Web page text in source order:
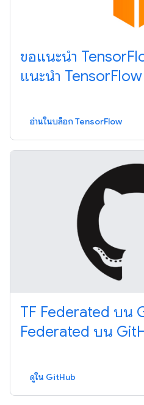
ขอแนะนำ
แนะนำ
อ่านในบล็อก TensorFlow
TF Federated บน
Federated บน
ดูใน GitHub